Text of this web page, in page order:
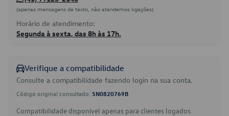
(apenas mensagens de texto, não atendemos ligações)
Horário de atendimento:
Segunda à sexta, das 8h às 17h.
Verifique a compatibilidade
Consulte a compatibilidade fazendo login na sua conta.
Código original consultado: 5N0820769B
Compatibilidade disponível apenas para clientes logados.